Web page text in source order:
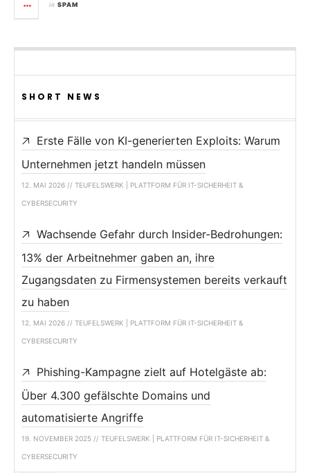
in SPAM
SHORT NEWS
Erste Fälle von KI-generierten Exploits: Warum
Unternehmen jetzt handeln müssen
12. MAI 2026 // TEUFELSWERK | PLATTFORM FÜR IT-SICHERHEIT &
CYBERSECURITY
Wachsende Gefahr durch Insider-Bedrohungen:
13% der Arbeitnehmer gaben an, ihre
Zugangsdaten zu Firmensystemen bereits verkauft
zu haben
12. MAI 2026 // TEUFELSWERK | PLATTFORM FÜR IT-SICHERHEIT &
CYBERSECURITY
Phishing-Kampagne zielt auf Hotelgäste ab:
Über 4.300 gefälschte Domains und
automatisierte Angriffe
19. NOVEMBER 2025 // TEUFELSWERK | PLATTFORM FÜR IT-SICHERHEIT &
CYBERSECURITY